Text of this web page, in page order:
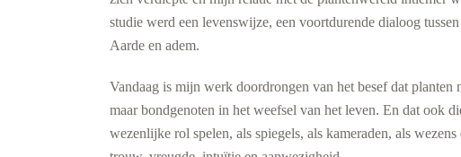
studie werd een levenswijze, een voortdurende dialoog
Aarde en adem.
Vandaag is mijn werk doordrongen van het besef dat planten
maar bondgenoten in het weefsel van het leven. En dat ook
wezenlijke rol spelen, als spiegels, als kameraden, als